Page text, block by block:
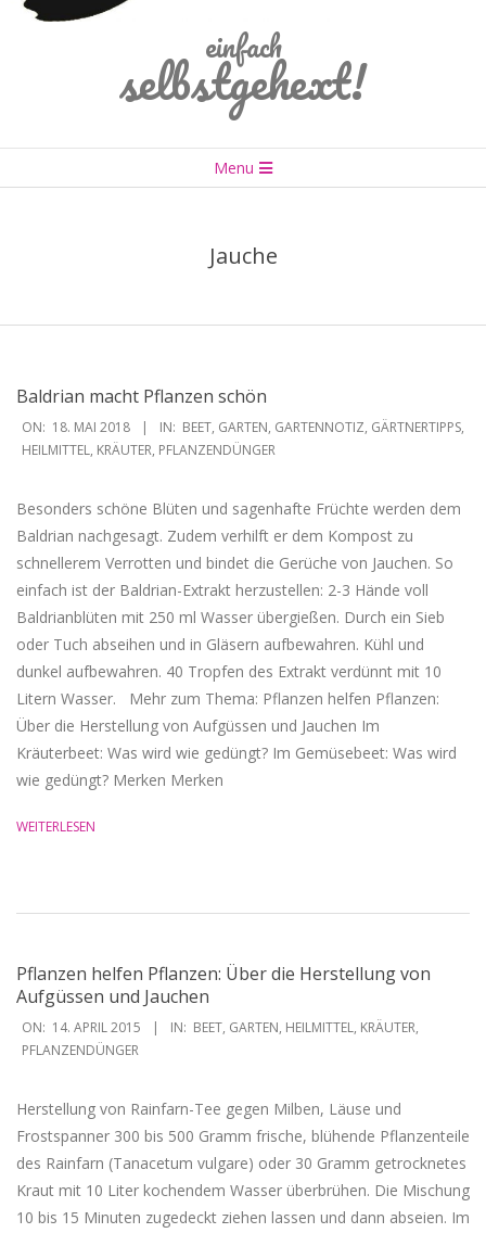
einfach
selbstgehext!
Navigation
Menu
Jauche
Baldrian macht Pflanzen schön
2018-
05-
ON: 18. MAI 2018 IN: BEET, GARTEN, GARTENNOTIZ, GÄRTNERTIPPS,
HEILMITTEL, KRÄUTER, PFLANZENDÜNGER
Besonders schöne Blüten und sagenhafte Früchte werden dem
Baldrian nachgesagt. Zudem verhilft er dem Kompost zu
schnellerem Verrotten und bindet die Gerüche von Jauchen. So
einfach ist der Baldrian-Extrakt herzustellen: 2-3 Hände voll
Baldrianblüten mit 250 ml Wasser übergießen. Durch ein Sieb
oder Tuch abseihen und in Gläsern aufbewahren. Kühl und
dunkel aufbewahren. 40 Tropfen des Extrakt verdünnt mit 10
Litern Wasser. Mehr zum Thema: Pflanzen helfen Pflanzen:
Über die Herstellung von Aufgüssen und Jauchen Im
Kräuterbeet: Was wird wie gedüngt? Im Gemüsebeet: Was wird
wie gedüngt? Merken Merken
WEITERLESEN
Pflanzen helfen Pflanzen: Über die Herstellung von
Aufgüssen und Jauchen
2015-
04-
ON: 14. APRIL 2015 IN: BEET, GARTEN, HEILMITTEL, KRÄUTER,
PFLANZENDÜNGER
Herstellung von Rainfarn-Tee gegen Milben, Läuse und
Frostspanner 300 bis 500 Gramm frische, blühende Pflanzenteile
des Rainfarn (Tanacetum vulgare) oder 30 Gramm getrocknetes
Kraut mit 10 Liter kochendem Wasser überbrühen. Die Mischung
10 bis 15 Minuten zugedeckt ziehen lassen und dann abseien. Im